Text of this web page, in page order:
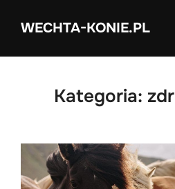
WECHTA-KONIE.PL
Kategoria: